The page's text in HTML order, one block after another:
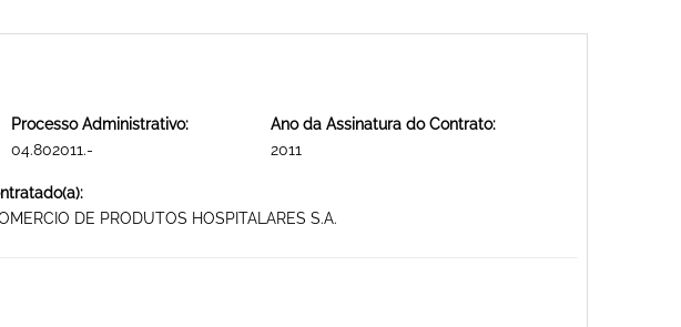
Processo Administrativo:
04.802011.-
Ano da Assinatura do Contrato:
2011
DE PRODUTOS HOSPITALARES S.A.